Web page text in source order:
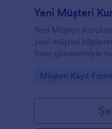
Yeni Müşteri
Yeni Müşteri
yeni müşteri
form gönderimiyle
şablonudur.
Go to Category:
Müşteri Kayıt